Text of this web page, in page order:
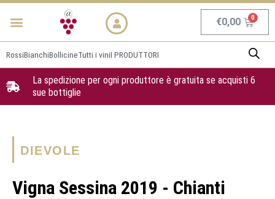
Vai
Menu €0,00
RossiBianchiBollicineTutti i viniI PRODUTTORI
La spedizione per ogni produttore è gratuita se acquisti 6
sue bottiglie
DIEVOLE
Vigna Sessina 2019 - Chianti